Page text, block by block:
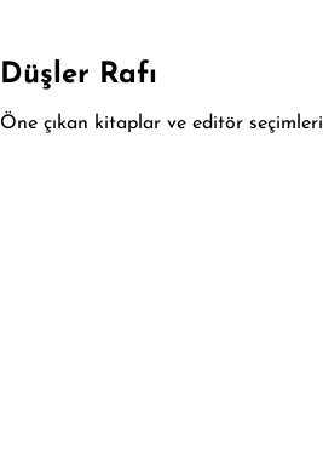
Düşler Rafı
Öne çıkan kitaplar ve editör seçimleri